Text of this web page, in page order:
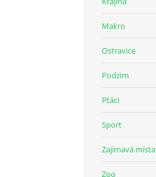
Makro
Ostravice
Podzim
Ptáci
Sport
Zajímavá místa
Zoo